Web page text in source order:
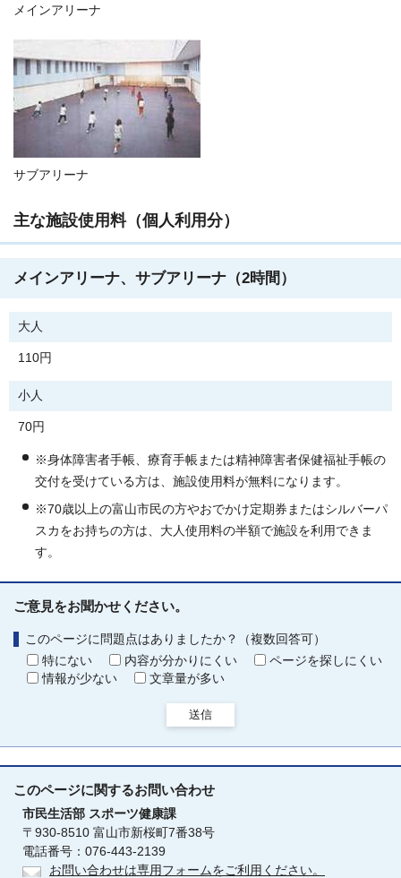
メインアリーナ
サブアリーナ
主な施設使用料（個人利用分）
メインアリーナ、サブアリーナ（2時間）
大人
110円
小人
70円
※身体障害者手帳、療育手帳または精神障害者保健福祉手帳の
交付を受けている方は、施設使用料が無料になります。
※70歳以上の富山市民の方やおでかけ定期券またはシルバーパ
スカをお持ちの方は、大人使用料の半額で施設を利用できま
す。
ご意見をお聞かせください。
このページに問題点はありましたか？（複数回答可）
特にない
内容が分かりにくい
ページを探しにくい
情報が少ない
文章量が多い
送信
このページに関するお問い合わせ
市民生活部 スポーツ健康課
〒930-8510 富山市新桜町7番38号
電話番号：076-443-2139
お問い合わせは専用フォームをご利用ください。